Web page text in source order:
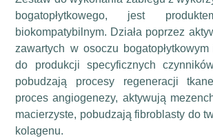
bogatopłytkowego, jest
biokompatybilnym. Działa poprzez
zawartych w osoczu
do produkcji specyficznych
pobudzają procesy regeneracji
proces angiogenezy, aktywują
macierzyste, pobudzają fibroblasty do
kolagenu.